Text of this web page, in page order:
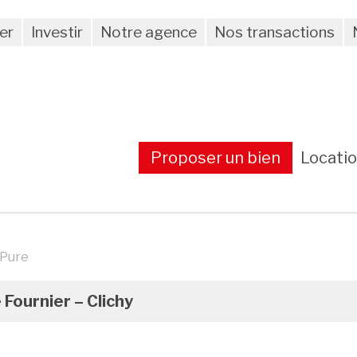
Investir Notre agence Nos transactions
Proposer un bien
Fournier – Clichy